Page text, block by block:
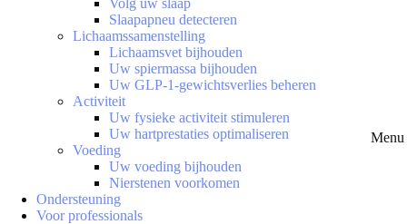
Menu
Volg uw slaap
Slaapapneu detecteren
Lichaamssamenstelling
Lichaamsvet bijhouden
Uw spiermassa bijhouden
Uw GLP-1-gewichtsverlies beheren
Activiteit
Uw fysieke activiteit stimuleren
Uw hartprestaties optimaliseren
Voeding
Uw voeding bijhouden
Nierstenen voorkomen
Ondersteuning
Voor professionals